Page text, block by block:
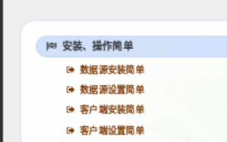
安装、操作简单
数据源安装简单
数据源设置简单
客户端安装简单
客户端设置简单